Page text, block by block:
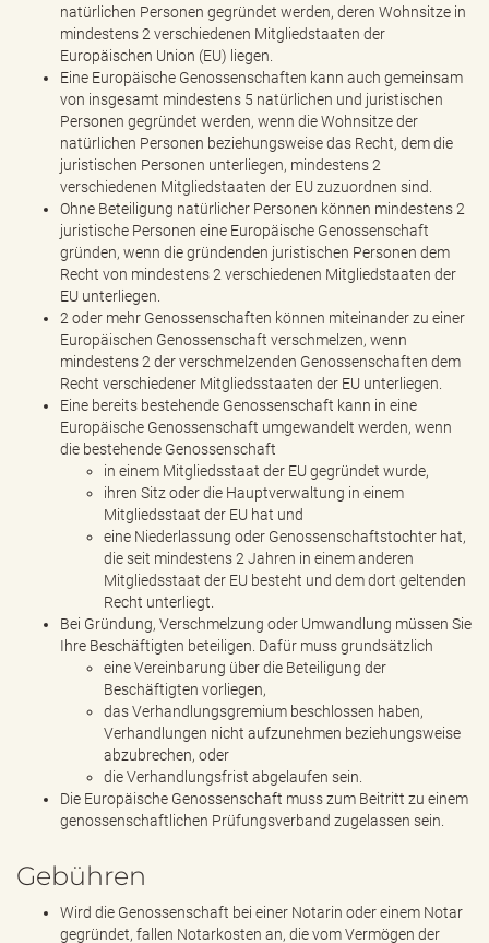
natürlichen Personen gegründet werden, deren Wohnsitze in
mindestens 2 verschiedenen Mitgliedstaaten der
Europäischen Union (EU) liegen.
Eine Europäische Genossenschaften kann auch gemeinsam
von insgesamt mindestens 5 natürlichen und juristischen
Personen gegründet werden, wenn die Wohnsitze der
natürlichen Personen beziehungsweise das Recht, dem die
juristischen Personen unterliegen, mindestens 2
verschiedenen Mitgliedstaaten der EU zuzuordnen sind.
Ohne Beteiligung natürlicher Personen können mindestens 2
juristische Personen eine Europäische Genossenschaft
gründen, wenn die gründenden juristischen Personen dem
Recht von mindestens 2 verschiedenen Mitgliedstaaten der
EU unterliegen.
2 oder mehr Genossenschaften können miteinander zu einer
Europäischen Genossenschaft verschmelzen, wenn
mindestens 2 der verschmelzenden Genossenschaften dem
Recht verschiedener Mitgliedsstaaten der EU unterliegen.
Eine bereits bestehende Genossenschaft kann in eine
Europäische Genossenschaft umgewandelt werden, wenn
die bestehende Genossenschaft
in einem Mitgliedsstaat der EU gegründet wurde,
ihren Sitz oder die Hauptverwaltung in einem
Mitgliedsstaat der EU hat und
eine Niederlassung oder Genossenschaftstochter hat,
die seit mindestens 2 Jahren in einem anderen
Mitgliedsstaat der EU besteht und dem dort geltenden
Recht unterliegt.
Bei Gründung, Verschmelzung oder Umwandlung müssen Sie
Ihre Beschäftigten beteiligen. Dafür muss grundsätzlich
eine Vereinbarung über die Beteiligung der
Beschäftigten vorliegen,
das Verhandlungsgremium beschlossen haben,
Verhandlungen nicht aufzunehmen beziehungsweise
abzubrechen, oder
die Verhandlungsfrist abgelaufen sein.
Die Europäische Genossenschaft muss zum Beitritt zu einem
genossenschaftlichen Prüfungsverband zugelassen sein.
Gebühren
Wird die Genossenschaft bei einer Notarin oder einem Notar
gegründet, fallen Notarkosten an, die vom Vermögen der